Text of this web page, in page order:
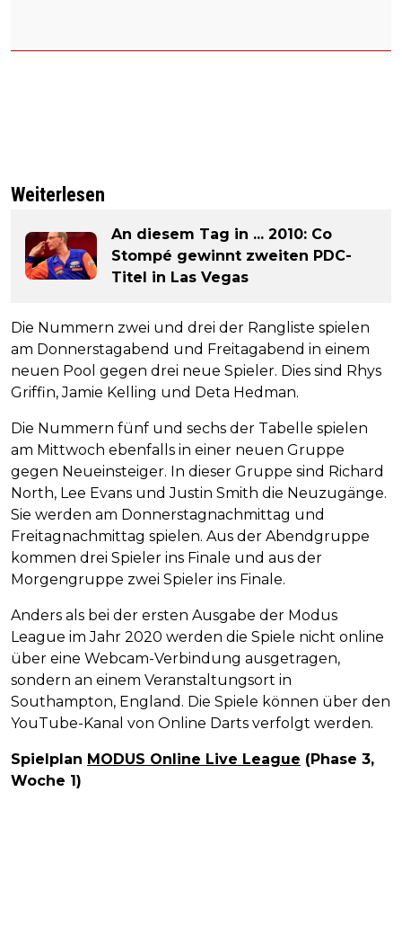
Weiterlesen
An diesem Tag in ... 2010: Co
Stompé gewinnt zweiten PDC-
Titel in Las Vegas
Die Nummern zwei und drei der Rangliste spielen
am Donnerstagabend und Freitagabend in einem
neuen Pool gegen drei neue Spieler. Dies sind Rhys
Griffin, Jamie Kelling und Deta Hedman.
Die Nummern fünf und sechs der Tabelle spielen
am Mittwoch ebenfalls in einer neuen Gruppe
gegen Neueinsteiger. In dieser Gruppe sind Richard
North, Lee Evans und Justin Smith die Neuzugänge.
Sie werden am Donnerstagnachmittag und
Freitagnachmittag spielen. Aus der Abendgruppe
kommen drei Spieler ins Finale und aus der
Morgengruppe zwei Spieler ins Finale.
Anders als bei der ersten Ausgabe der Modus
League im Jahr 2020 werden die Spiele nicht online
über eine Webcam-Verbindung ausgetragen,
sondern an einem Veranstaltungsort in
Southampton, England. Die Spiele können über den
YouTube-Kanal von Online Darts verfolgt werden.
Spielplan MODUS Online Live League (Phase 3,
Woche 1)